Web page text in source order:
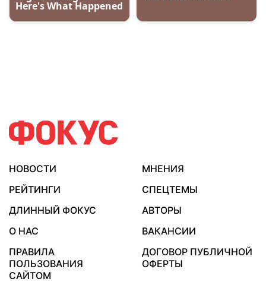
НОВОСТИ
МНЕНИЯ
РЕЙТИНГИ
СПЕЦТЕМЫ
ДЛИННЫЙ ФОКУС
АВТОРЫ
О НАС
ВАКАНСИИ
ПРАВИЛА
ПОЛЬЗОВАНИЯ
САЙТОМ
ДОГОВОР ПУБЛИЧНОЙ
ОФЕРТЫ